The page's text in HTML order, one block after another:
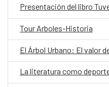
Presentación del libro
Tour Arboles-Historia
El Árbol Urbano: El valor
La literatura como